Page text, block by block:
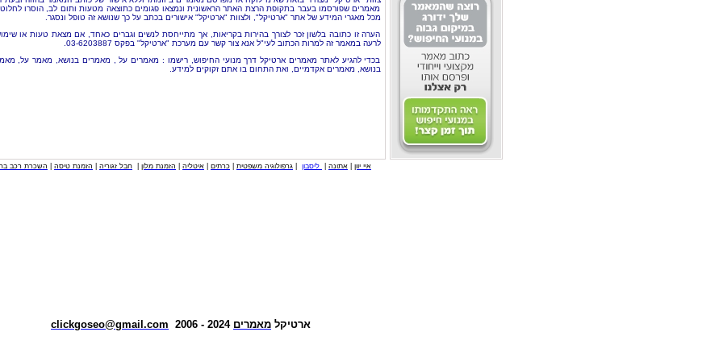
מאמרים שפורסמו בעבר בתקופת הרצת האתר הראשונית ונמצאו פגומים כתוצאה מטעות ותום לב, הוסרו
מכל מאגרי המידע של אתר "ארטיקל", ולצוות "ארטיקל" אישורים בכתב על כך שנושא זה טופל ונסגר.
הערה זו כתובה בלשון זכר לצורך בהירות בקריאות, אך מתייחסת לנשים וגברים כאחד, אם מצאת טעות או
לרעה במאמר זה למרות הכתוב לעי"ל אנא צור קשר עם מערכת "ארטיקל" בפקס 03-6203887.
בכדי להגיע לאתר מאמרים ארטיקל דרך מנועי החיפוש, רישמו : מאמרים על , מאמרים בנושא, מאמר על,
בנושא, מאמרים אקדמיים, ואת התחום בו אתם זקוקים למידע.
איי יוון אתונה ליסבון גרפולוגיה משפטית כרתים איטליה הזמנת מלון חבל זגוריה הזמנת טיסה השכרת רכב
ארטיקל מאמרים 2024 - 2006
clickgoseo@gmail.com